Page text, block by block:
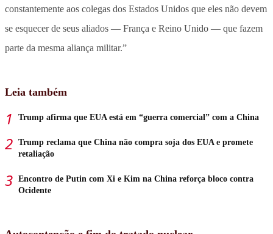
constantemente aos colegas dos Estados Unidos que eles não devem
se esquecer de seus aliados — França e Reino Unido — que fazem
parte da mesma aliança militar.”
Leia também
Trump afirma que EUA está em “guerra comercial” com a China
Trump reclama que China não compra soja dos EUA e promete
retaliação
Encontro de Putin com Xi e Kim na China reforça bloco contra
Ocidente